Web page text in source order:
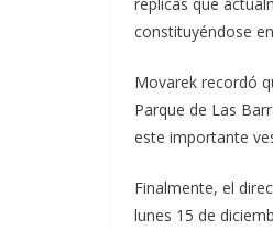
constituyéndose
Movarek recordó
Parque de Las
este importante
Finalmente, el
lunes 15 de